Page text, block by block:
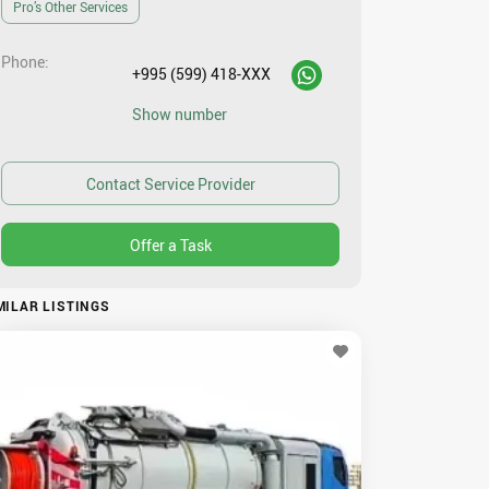
Pro’s Other Services
Phone
+995 (599) 418-XXX
Show number
LISTINGS